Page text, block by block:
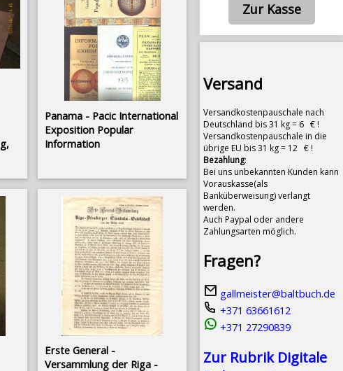
Zur Kasse
Versand
Versandkostenpauschale nach
Deutschland bis 31 kg = 6 € !
Versandkostenpauschale in die
übrige EU bis 31 kg = 12 € !
Bezahlung:
Bei uns unbekannten Kunden kann
Vorauskasse(als
Banküberweisung) verlangt
werden.
Auch Paypal oder andere
Zahlungsarten möglich.
Fragen?
gallmeister@baltbuch.de
+371 63661612
+371 27290839
Zur Rubrik Digitale
25 Jg,
Panama - Pacific International
Exposition Popular
Information
Erste General -
Versammlung der Riga -